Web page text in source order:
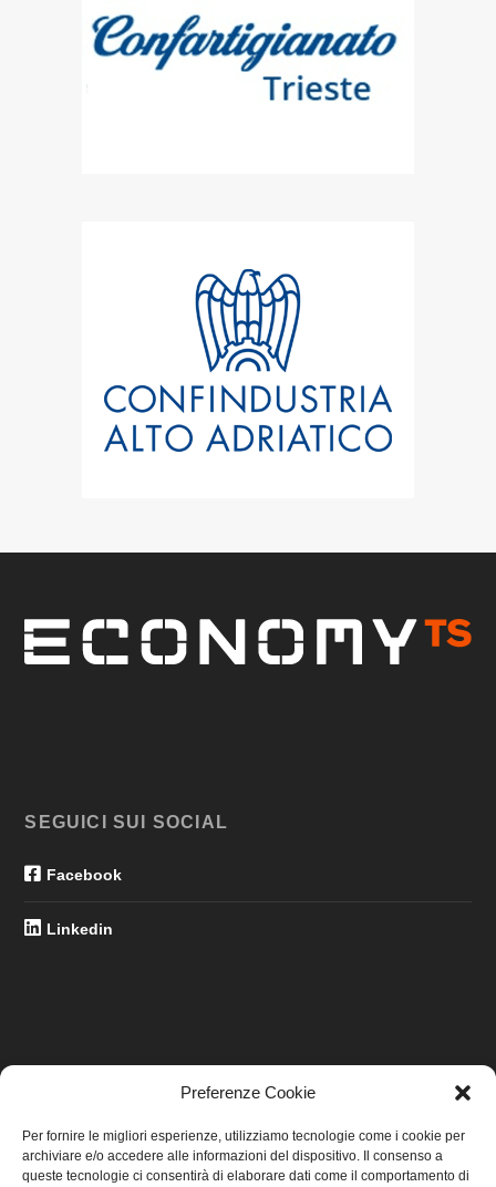
Preferenze Cookie
Per fornire le migliori esperienze, utilizziamo tecnologie come i cookie per
archiviare e/o accedere alle informazioni del dispositivo. Il consenso a
queste tecnologie ci consentirà di elaborare dati come il comportamento di
SEGUICI SUI SOCIAL
Facebook
Linkedin
Home